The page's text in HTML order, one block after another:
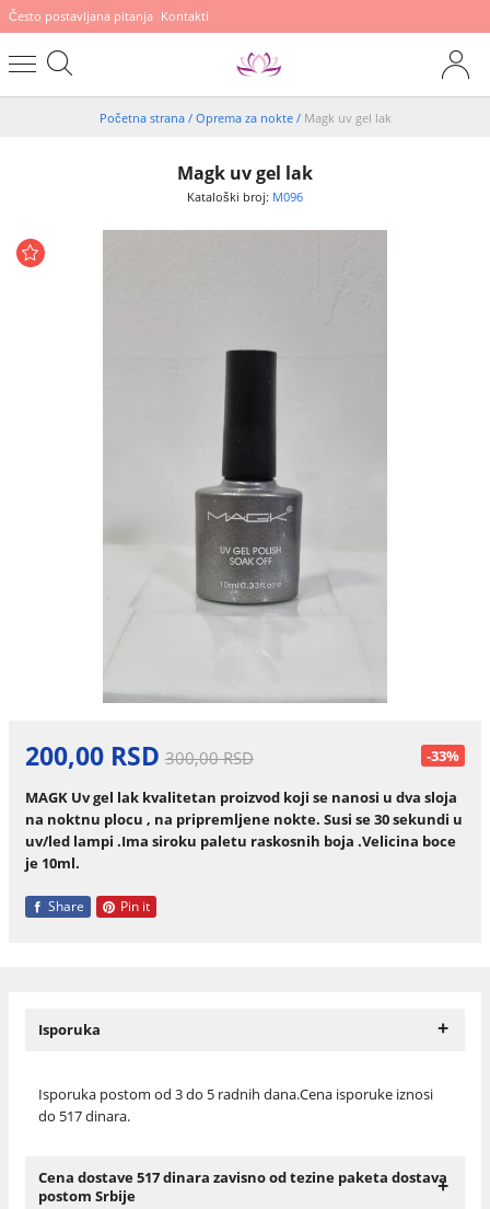
Često postavljana pitanja Kontakti
Početna strana / Oprema za nokte / Magk uv gel lak
Magk uv gel lak
Kataloški broj: M096
200,00 RSD 300,00 RSD -33%
MAGK Uv gel lak kvalitetan proizvod koji se nanosi u dva sloja
na noktnu plocu , na pripremljene nokte. Susi se 30 sekundi u
uv/led lampi .Ima siroku paletu raskosnih boja .Velicina boce
je 10ml.
Share Pin it
Isporuka +
Isporuka postom od 3 do 5 radnih dana.Cena isporuke iznosi
do 517 dinara.
Cena dostave 517 dinara zavisno od tezine paketa dostava
postom Srbije
+